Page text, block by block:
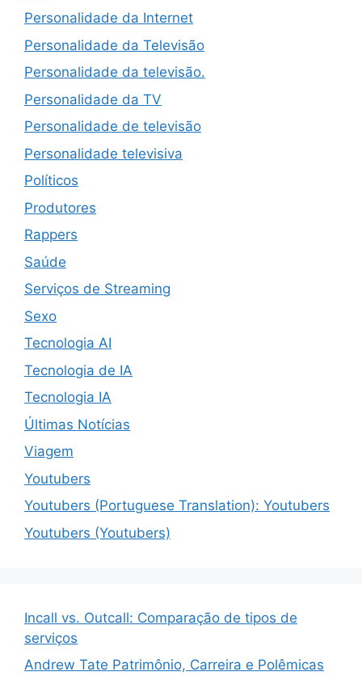
Personalidade da Internet
Personalidade da Televisão
Personalidade da televisão.
Personalidade da TV
Personalidade de televisão
Personalidade televisiva
Políticos
Produtores
Rappers
Saúde
Serviços de Streaming
Sexo
Tecnologia AI
Tecnologia de IA
Tecnologia IA
Últimas Notícias
Viagem
Youtubers
Youtubers (Portuguese Translation): Youtubers
Youtubers (Youtubers)
Incall vs. Outcall: Comparação de tipos de
serviços
Andrew Tate Patrimônio, Carreira e Polêmicas